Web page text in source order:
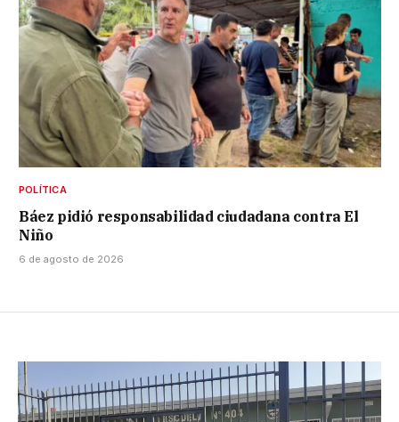
POLÍTICA
Báez pidió responsabilidad ciudadana contra El
Niño
6 de agosto de 2026